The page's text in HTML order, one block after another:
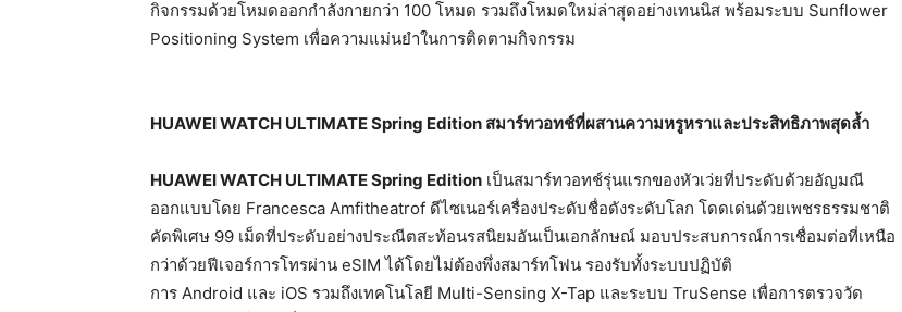
กิจกรรมด้วยโหมดออกกำลังกายกว่า 100 โหมด รวมถึงโหมดใหม่ล่าสุดอย่างเทนนิส พร้อมระบบ Sunflower
Positioning System เพื่อความแม่นยำในการติดตามกิจกรรม
HUAWEI WATCH ULTIMATE Spring Edition สมาร์ทวอทช์ที่ผสานความหรูหราและประสิทธิภาพสุดล้ำ
HUAWEI WATCH ULTIMATE Spring Edition เป็นสมาร์ทวอทช์รุ่นแรกของหัวเว่ยที่ประดับด้วยอัญมณี
ออกแบบโดย Francesca Amfitheatrof ดีไซเนอร์เครื่องประดับชื่อดังระดับโลก โดดเด่นด้วยเพชรธรรมชาติ
คัดพิเศษ 99 เม็ดที่ประดับอย่างประณีตสะท้อนรสนิยมอันเป็นเอกลักษณ์ มอบประสบการณ์การเชื่อมต่อที่เหนือ
กว่าด้วยฟีเจอร์การโทรผ่าน eSIM ได้โดยไม่ต้องพึ่งสมาร์ทโฟน รองรับทั้งระบบปฏิบัติ
การ Android และ iOS รวมถึงเทคโนโลยี Multi-Sensing X-Tap และระบบ TruSense เพื่อการตรวจวัด